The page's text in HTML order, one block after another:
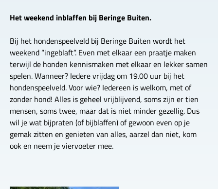
Het weekend inblaffen bij Beringe Buiten.
Bij het hondenspeelveld bij Beringe Buiten wordt het
weekend “ingeblaft”. Even met elkaar een praatje maken
terwijl de honden kennismaken met elkaar en lekker samen
spelen. Wanneer? Iedere vrijdag om 19.00 uur bij het
hondenspeelveld. Voor wie? Iedereen is welkom, met of
zonder hond! Alles is geheel vrijblijvend, soms zijn er tien
mensen, soms twee, maar dat is niet minder gezellig. Dus
wil je wat bijpraten (of bijblaffen) of gewoon even op je
gemak zitten en genieten van alles, aarzel dan niet, kom
ook en neem je viervoeter mee.